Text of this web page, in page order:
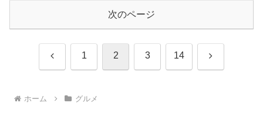
次のページ
前 1 2 3 14 次
ホーム グルメ